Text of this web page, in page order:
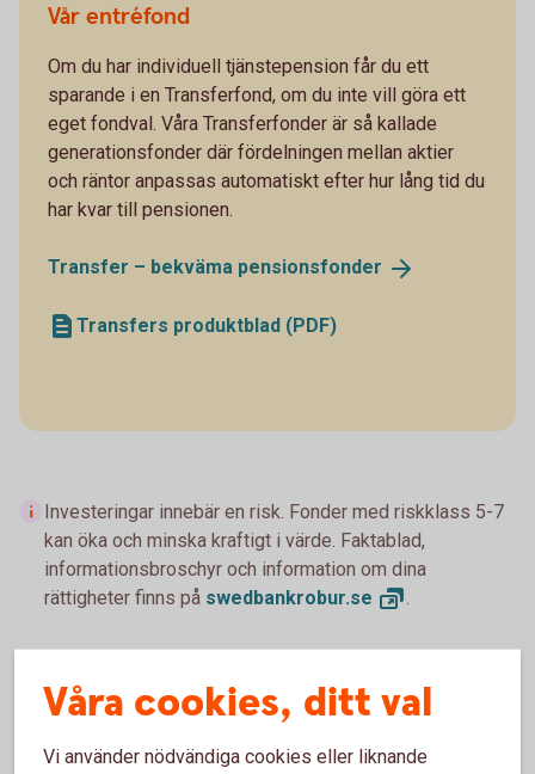
Vår entréfond
Om du har individuell tjänstepension får du ett
sparande i en Transferfond, om du inte vill göra ett
eget fondval. Våra Transferfonder är så kallade
generationsfonder där fördelningen mellan aktier
och räntor anpassas automatiskt efter hur lång tid du
har kvar till pensionen.
Transfer – bekväma pensionsfonder
Transfers produktblad (PDF)
Investeringar innebär en risk. Fonder med riskklass 5-7
kan öka och minska kraftigt i värde. Faktablad,
informationsbroschyr och information om dina
rättigheter finns på swedbankrobur.se
Byt fonder
Våra cookies, ditt val
Vi använder nödvändiga cookies eller liknande